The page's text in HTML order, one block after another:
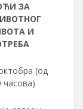
ЗА
И
(од
часова)